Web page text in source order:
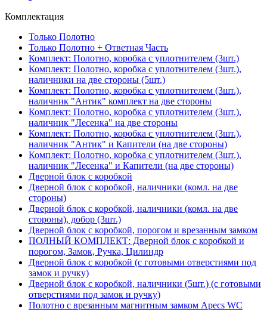
Комплектация
Только Полотно
Только Полотно + Ответная Часть
Комплект: Полотно, коробка с уплотнителем (3шт.)
Комплект: Полотно, коробка с уплотнителем (3шт.),
наличники на две стороны (5шт.)
Комплект: Полотно, коробка с уплотнителем (3шт.),
наличник "Антик" комплект на две стороны
Комплект: Полотно, коробка с уплотнителем (3шт.),
наличник "Лесенка" на две стороны
Комплект: Полотно, коробка с уплотнителем (3шт.),
наличник "Антик" и Капители (на две стороны)
Комплект: Полотно, коробка с уплотнителем (3шт.),
наличник "Лесенка" и Капители (на две стороны)
Дверной блок с коробкой
Дверной блок с коробкой, наличники (комл. на две
стороны)
Дверной блок с коробкой, наличники (комл. на две
стороны), добор (3шт.)
Дверной блок с коробкой, порогом и врезанным замком
ПОЛНЫЙ КОМПЛЕКТ: Дверной блок с коробкой и
порогом, Замок, Ручка, Цилиндр
Дверной блок с коробкой (с готовыми отверстиями под
замок и ручку)
Дверной блок с коробкой, наличники (5шт.) (с готовыми
отверстиями под замок и ручку)
Полотно с врезанным магнитным замком Apecs WC